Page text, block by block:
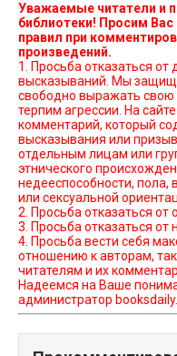
Уважаемые читатели и
библиотеки! Просим
правил при
произведений.
1. Просьба отказаться
высказываний. Мы защищаем право наших читателей
свободно выражать свою
терпим агрессии. На
комментарий, который
высказывания или
отдельным лицам или
этнического
недееспособности, пола,
или сексуальной
2. Просьба отказаться от
3. Просьба отказаться от
4. Просьба вести себя
отношению к авторам,
читателям и их
Надеемся на Ваше
администратор